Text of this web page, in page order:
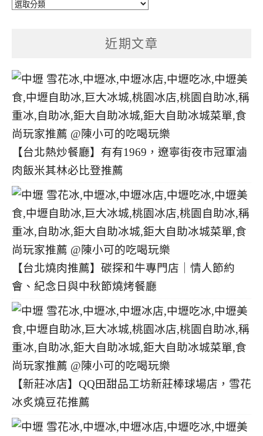
文
近期文章
【台北熱炒餐廳】有有1969，遼寧街夜市冠軍滷
肉飯米其林必比登推薦
【台北燒肉推薦】碳探和牛專門店｜情人節約
會、紀念日與中秋節燒烤餐廳
【新莊冰店】QQ田甜品工坊新莊棒球場店，雪花
冰炙燒豆花推薦